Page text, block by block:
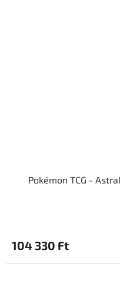
Pokémon TCG -
átlagos
értékelése
5-
104 330 Ft